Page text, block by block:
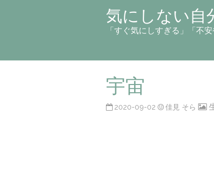
気にしない自
「すぐ気にしすぎる」「不
宇宙
2020-09-02 佳見 そら